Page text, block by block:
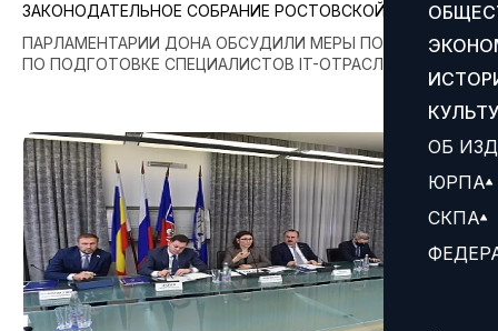
ОБ
ЮРПА
СКПА
ЗАКОНОДАТЕЛЬНОЕ СОБРАНИЕ РОСТОВСКОЙ ОБЛАСТИ
ПАРЛАМЕНТАРИИ ДОНА ОБСУДИЛИ МЕРЫ ПОДДЕРЖКИ
ПО ПОДГОТОВКЕ СПЕЦИАЛИСТОВ IT-ОТРАСЛИ